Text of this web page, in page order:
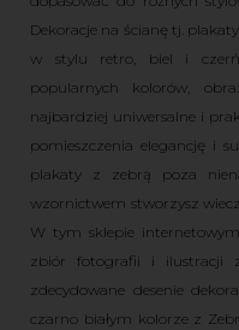
Dekoracje na ścianę tj.
w stylu retro, biel i
popularnych kolorów,
najbardziej uniwersalne i
pomieszczenia elegancję i
plakaty z zebrą poza
wzornictwem stworzysz
W tym sklepie
zbiór fotografii i ilustracji
zdecydowane desenie
czarno białym kolorze z